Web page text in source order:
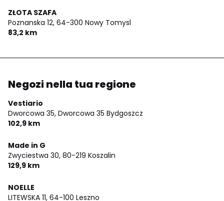
ZŁOTA SZAFA
Poznanska 12, 64-300 Nowy Tomysl
83,2 km
Negozi nella tua regione
Vestiario
Dworcowa 35, Dworcowa 35 Bydgoszcz
102,9 km
Made in G
Zwyciestwa 30, 80-219 Koszalin
129,9 km
NOELLE
LITEWSKA 11, 64-100 Leszno